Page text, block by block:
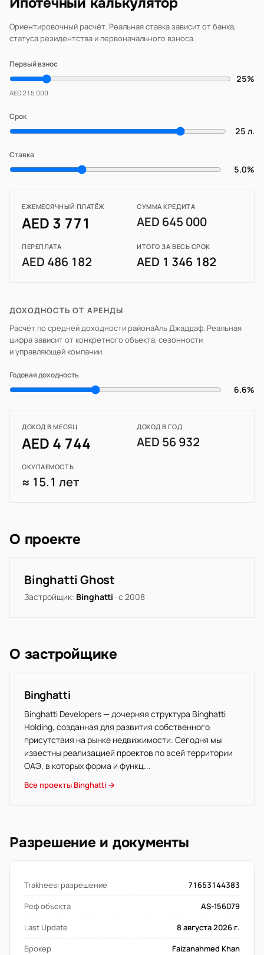
Ориентировочный расчёт. Реальная ставка зависит от банка,
статуса резидентства и первоначального взноса.
Первый взнос
25%
AED 215 000
Срок
25 л.
Ставка
5.0%
ЕЖЕМЕСЯЧНЫЙ ПЛАТЁЖ
AED 3 771
СУММА КРЕДИТА
AED 645 000
ПЕРЕПЛАТА
AED 486 182
ИТОГО ЗА ВЕСЬ СРОК
AED 1 346 182
ДОХОДНОСТЬ ОТ АРЕНДЫ
Расчёт по средней доходности районаАль Джаддаф. Реальная
цифра зависит от конкретного объекта, сезонности
и управляющей компании.
Годовая доходность
6.6%
ДОХОД В МЕСЯЦ
AED 4 744
ДОХОД В ГОД
AED 56 932
ОКУПАЕМОСТЬ
≈ 15.1 лет
О проекте
Binghatti Ghost
Застройщик: Binghatti · с 2008
О застройщике
Binghatti
Binghatti Developers — дочерняя структура Binghatti
Holding, созданная для развития собственного
присутствия на рынке недвижимости. Сегодня мы
известны реализацией проектов по всей территории
ОАЭ, в которых форма и функц...
Все проекты Binghatti →
Разрешение и документы
Trakheesi разрешение
71653144383
Реф объекта
AS-156079
Last Update
8 августа 2026 г.
Брокер
Faizanahmed Khan